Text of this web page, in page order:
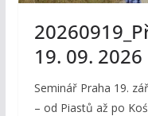
19. 09.
Seminář Praha 19.
– od Piastů až po